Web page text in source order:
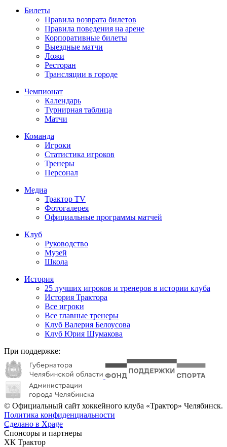
Билеты
Правила возврата билетов
Правила поведения на арене
Корпоративные билеты
Выездные матчи
Ложи
Ресторан
Трансляции в городе
Чемпионат
Календарь
Турнирная таблица
Матчи
Команда
Игроки
Статистика игроков
Тренеры
Персонал
Медиа
Трактор TV
Фотогалерея
Официальные программы матчей
Клуб
Руководство
Музей
Школа
История
25 лучших игроков и тренеров в истории клуба
История Трактора
Все игроки
Все главные тренеры
Клуб Валерия Белоусова
Клуб Юрия Шумакова
При поддержке:
© Официальный сайт хоккейного клуба «Трактор» Челябинск.
Политика конфиденциальности
Сделано в Xpage
Спонсоры и партнеры
ХК Трактор